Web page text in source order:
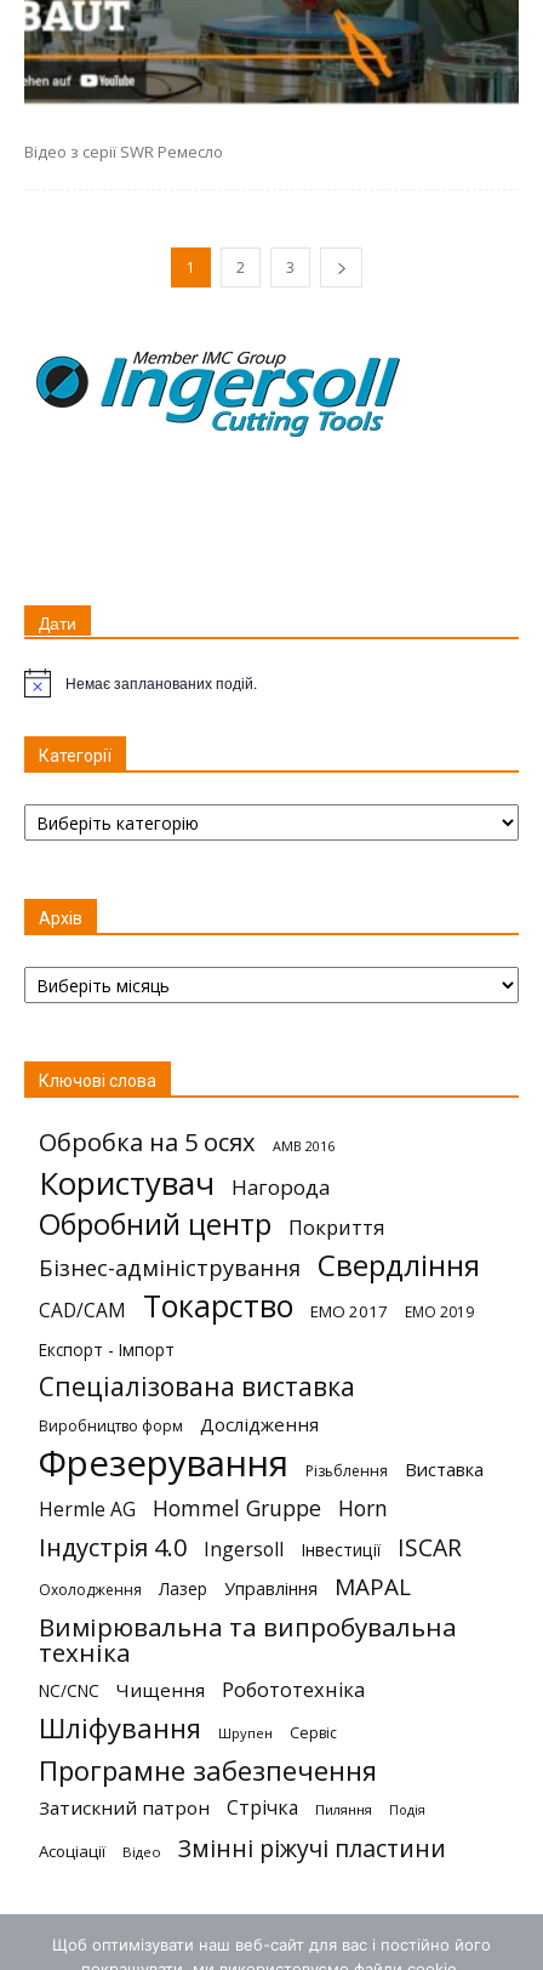
Відео з серії SWR Ремесло
1 2 3
Дати
ПриміткаНемає запланованих подій.
Категорії
Категорії
Архів
Архів
Ключові слова
Обробка на 5 осях AMB 2016
Користувач Нагорода
Обробний центр Покриття
Бізнес-адміністрування Свердління
CAD/CAM Токарство EMO 2017 EMO 2019
Експорт - Імпорт
Спеціалізована виставка
Виробництво форм Дослідження
Фрезерування Різьблення Виставка
Hermle AG Hommel Gruppe Horn
Індустрія 4.0 Ingersoll Інвестиції ISCAR
Охолодження Лазер Управління MAPAL
Вимірювальна та випробувальна
техніка
NC/CNC Чищення Робототехніка
Шліфування Шрупен Сервіс
Програмне забезпечення
Затискний патрон Стрічка Пиляння Подія
Асоціації Відео Змінні ріжучі пластини
Щоб оптимізувати наш веб-сайт для вас і постійно його